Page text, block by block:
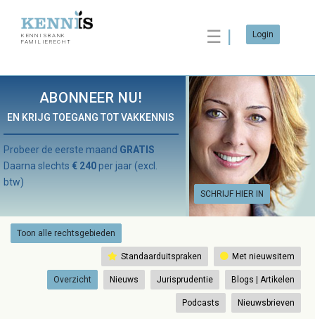
KENNISBANK
FAMILIERECHT
☰ Login
ABONNEER NU!
EN KRIJG TOEGANG TOT VAKKENNIS
SCHRIJF HIER IN
Probeer de eerste maand GRATIS
Daarna slechts € 240 per jaar (excl.
btw)
Toon alle rechtsgebieden
Standaarduitspraken Met nieuwsitem
Overzicht Nieuws Jurisprudentie Blogs | Artikelen
Podcasts Nieuwsbrieven